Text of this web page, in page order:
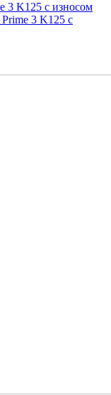
3 K125 с износом
3 K125 с